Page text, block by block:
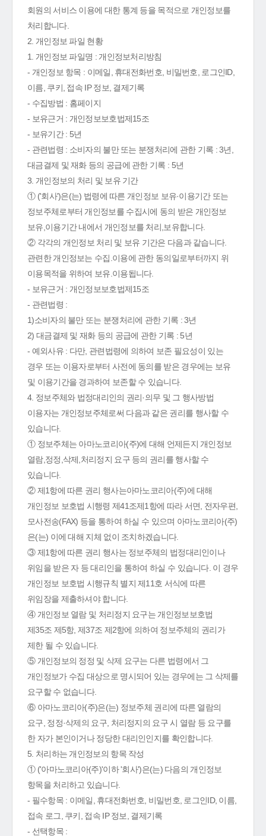
회원의 서비스 이용에 대한 통계 등을 목적으로 개인정보를
처리합니다.
2. 개인정보 파일 현황
1. 개인정보 파일명 : 개인정보처리방침
- 개인정보 항목 : 이메일, 휴대전화번호, 비밀번호, 로그인ID,
이름, 쿠키, 접속 IP 정보, 결제기록
- 수집방법 : 홈페이지
- 보유근거 : 개인정보보호법제15조
- 보유기간 : 5년
- 관련법령 : 소비자의 불만 또는 분쟁처리에 관한 기록 : 3년,
대금결제 및 재화 등의 공급에 관한 기록 : 5년
3. 개인정보의 처리 및 보유 기간
① ('회사')은(는) 법령에 따른 개인정보 보유·이용기간 또는
정보주체로부터 개인정보를 수집시에 동의 받은 개인정보
보유,이용기간 내에서 개인정보를 처리,보유합니다.
② 각각의 개인정보 처리 및 보유 기간은 다음과 같습니다.
관련한 개인정보는 수집.이용에 관한 동의일로부터까지 위
이용목적을 위하여 보유.이용됩니다.
- 보유근거 : 개인정보보호법제15조
- 관련법령 :
1)소비자의 불만 또는 분쟁처리에 관한 기록 : 3년
2) 대금결제 및 재화 등의 공급에 관한 기록 : 5년
- 예외사유 : 다만, 관련법령에 의하여 보존 필요성이 있는
경우 또는 이용자로부터 사전에 동의를 받은 경우에는 보유
및 이용기간을 경과하여 보존할 수 있습니다.
4. 정보주체와 법정대리인의 권리·의무 및 그 행사방법
이용자는 개인정보주체로써 다음과 같은 권리를 행사할 수
있습니다.
① 정보주체는 아마노코리아(주)에 대해 언제든지 개인정보
열람,정정,삭제,처리정지 요구 등의 권리를 행사할 수
있습니다.
② 제1항에 따른 권리 행사는아마노코리아(주)에 대해
개인정보 보호법 시행령 제41조제1항에 따라 서면, 전자우편,
모사전송(FAX) 등을 통하여 하실 수 있으며 아마노코리아(주)
은(는) 이에 대해 지체 없이 조치하겠습니다.
③ 제1항에 따른 권리 행사는 정보주체의 법정대리인이나
위임을 받은 자 등 대리인을 통하여 하실 수 있습니다. 이 경우
개인정보 보호법 시행규칙 별지 제11호 서식에 따른
위임장을 제출하셔야 합니다.
④ 개인정보 열람 및 처리정지 요구는 개인정보보호법
제35조 제5항, 제37조 제2항에 의하여 정보주체의 권리가
제한 될 수 있습니다.
⑤ 개인정보의 정정 및 삭제 요구는 다른 법령에서 그
개인정보가 수집 대상으로 명시되어 있는 경우에는 그 삭제를
요구할 수 없습니다.
⑥ 아마노코리아(주)은(는) 정보주체 권리에 따른 열람의
요구, 정정·삭제의 요구, 처리정지의 요구 시 열람 등 요구를
한 자가 본인이거나 정당한 대리인인지를 확인합니다.
5. 처리하는 개인정보의 항목 작성
① ('아마노코리아(주)'이하 '회사')은(는) 다음의 개인정보
항목을 처리하고 있습니다.
- 필수항목 : 이메일, 휴대전화번호, 비밀번호, 로그인ID, 이름,
접속 로그, 쿠키, 접속 IP 정보, 결제기록
- 선택항목 :